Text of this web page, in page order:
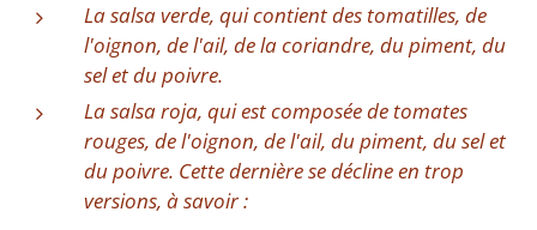
La salsa verde, qui contient des tomatilles, de
l'oignon, de l'ail, de la coriandre, du piment, du
sel et du poivre.
La salsa roja, qui est composée de tomates
rouges, de l'oignon, de l'ail, du piment, du sel et
du poivre. Cette dernière se décline en trop
versions, à savoir :